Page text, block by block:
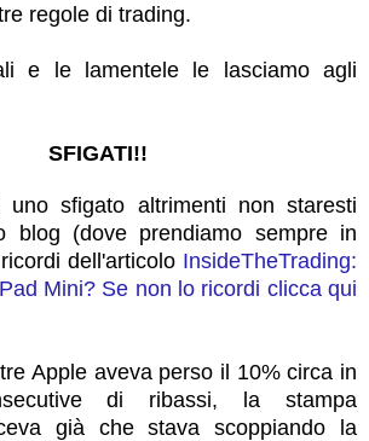
regole di trading.
e le lamentele le lasciamo agli
SFIGATI!!
sfigato altrimenti non staresti
blog (dove prendiamo sempre in
dell'articolo InsideTheTrading:
Mini? Se non lo ricordi clicca qui
Apple aveva perso il 10% circa in
di ribassi, la stampa
già che stava scoppiando la